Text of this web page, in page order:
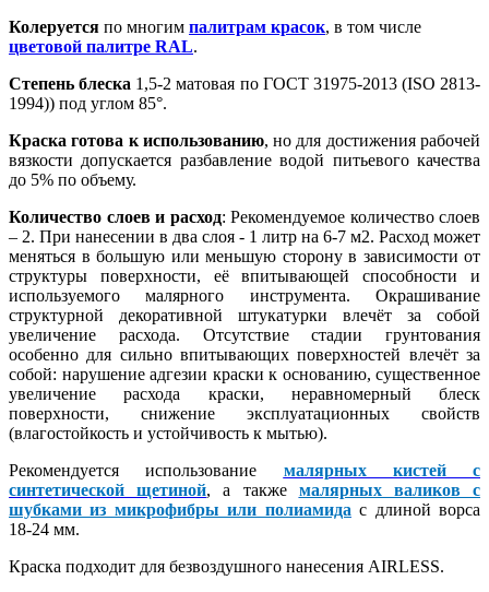
Колеруется по многим палитрам красок, в том числе
цветовой палитре RAL.
Степень блеска 1,5-2 матовая по ГОСТ 31975-2013 (ISO 2813-
1994)) под углом 85°.
Краска готова к использованию, но для достижения рабочей
вязкости допускается разбавление водой питьевого качества
до 5% по объему.
Количество слоев и расход: Рекомендуемое количество слоев
– 2. При нанесении в два слоя - 1 литр на 6-7 м2. Расход может
меняться в большую или меньшую сторону в зависимости от
структуры поверхности, её впитывающей способности и
используемого малярного инструмента. Окрашивание
структурной декоративной штукатурки влечёт за собой
увеличение расхода. Отсутствие стадии грунтования
особенно для сильно впитывающих поверхностей влечёт за
собой: нарушение адгезии краски к основанию, существенное
увеличение расхода краски, неравномерный блеск
поверхности, снижение эксплуатационных свойств
(влагостойкость и устойчивость к мытью).
Рекомендуется использование малярных кистей с
синтетической щетиной, а также малярных валиков с
шубками из микрофибры или полиамида с длиной ворса
18-24 мм.
Краска подходит для безвоздушного нанесения AIRLESS.